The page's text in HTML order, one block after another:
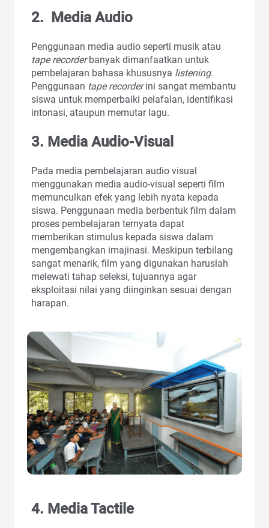
2. Media Audio
Penggunaan media audio seperti musik atau
tape recorderbanyak dimanfaatkan untuk
pembelajaran bahasa khususnya listening.
Penggunaan tape recorderini sangat membantu
siswa untuk memperbaiki pelafalan, identifikasi
intonasi, ataupun memutar lagu.
3. Media Audio-Visual
Pada media pembelajaran audio visual
menggunakan media audio-visual seperti film
memunculkan efek yang lebih nyata kepada
siswa. Penggunaan media berbentuk film dalam
proses pembelajaran ternyata dapat
memberikan stimulus kepada siswa dalam
mengembangkan imajinasi. Meskipun terbilang
sangat menarik, film yang digunakan haruslah
melewati tahap seleksi, tujuannya agar
eksploitasi nilai yang diinginkan sesuai dengan
harapan.
4. Media Tactile